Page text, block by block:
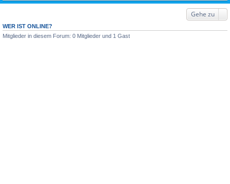
Gehe zu
WER IST ONLINE?
Mitglieder in diesem Forum: 0 Mitglieder und 1 Gast